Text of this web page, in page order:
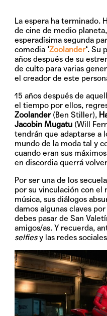
La espera ha terminado.
de cine de medio
esperadísima segunda
comedia ‘Zoolander‘. Su
años después de su
de culto para varias
el creador de este
15 años después de
el tiempo por ellos,
Zoolander(Ben Stiller),
Jacobin Mugatu (Will
tendrán que adaptarse a
mundo de la moda tal y
cuando eran sus
en discordia querrá
Por ser una de los
por su vinculación con el
música, sus diálogos
damos algunas claves
debes pasar de San
amigos/as. Y recuerda,
selfiesy las redes